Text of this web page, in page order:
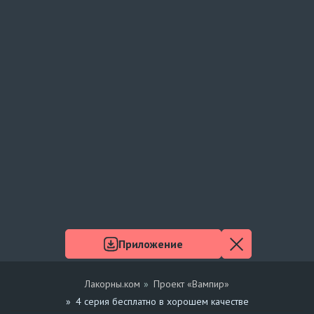
Лакорны.ком
Проект «Вампир»
4 серия бесплатно в хорошем качестве
Приложение